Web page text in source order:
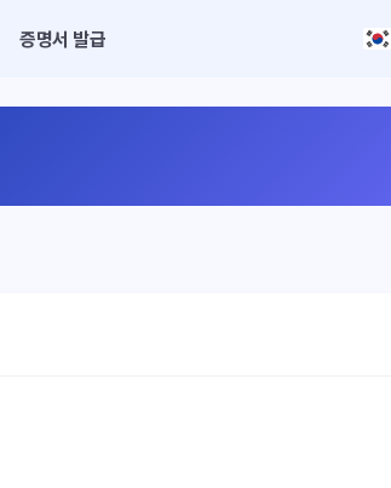
증명서 발급